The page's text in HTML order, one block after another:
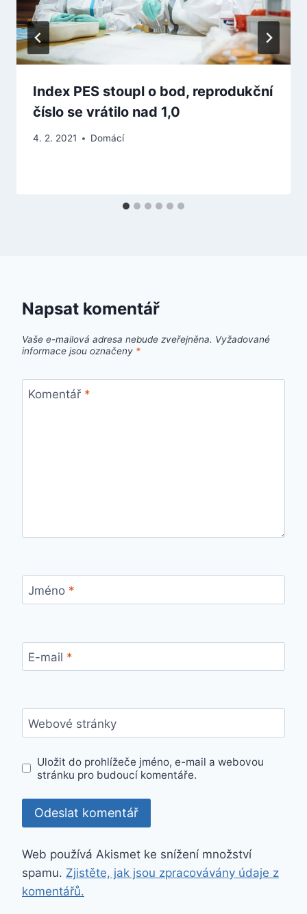
Index PES stoupl o bod, reprodukční
číslo se vrátilo nad 1,0
4. 2. 2021 Domácí
Napsat komentář
Vaše e-mailová adresa nebude zveřejněna. Vyžadované
informace jsou označeny *
Komentář *
Jméno *
E-mail *
Webové stránky
Uložit do prohlížeče jméno, e-mail a webovou
stránku pro budoucí komentáře.
Web používá Akismet ke snížení množství
spamu. Zjistěte, jak jsou zpracovávány údaje z
komentářů.